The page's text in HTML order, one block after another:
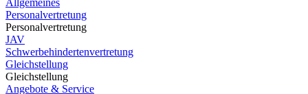
Allgemeines
Personalvertretung
Personalvertretung
JAV
Schwerbehindertenvertretung
Gleichstellung
Gleichstellung
Angebote & Service